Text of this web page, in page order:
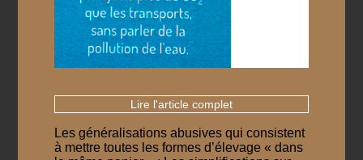
Lire l'article complet
Les généralisations abusives qui consistent
à mettre toutes les formes d’élevage « dans